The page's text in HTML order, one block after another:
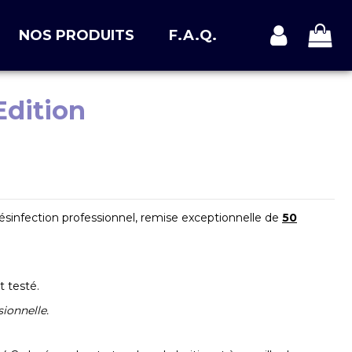
NOS PRODUITS F.A.Q.
professionnel, remise exceptionnelle de 50
testé.